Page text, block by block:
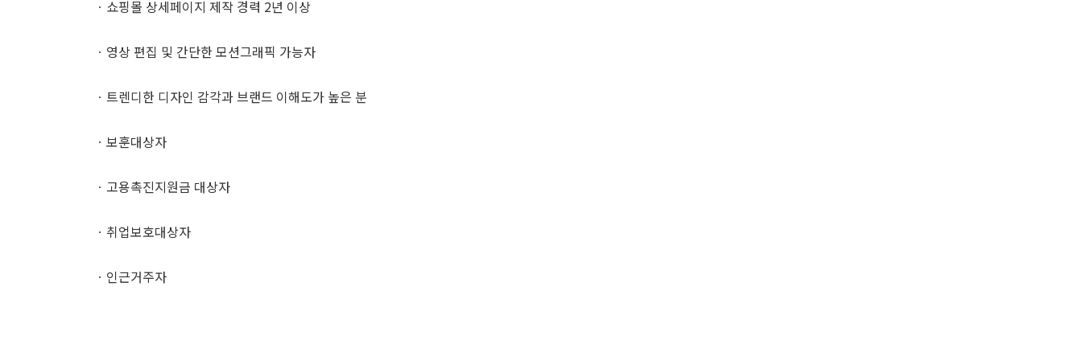
ㆍ쇼핑몰 상세페이지 제작 경력 2년 이상
ㆍ영상 편집 및 간단한 모션그래픽 가능자
ㆍ트렌디한 디자인 감각과 브랜드 이해도가 높은 분
ㆍ보훈대상자
ㆍ고용촉진지원금 대상자
ㆍ취업보호대상자
ㆍ인근거주자